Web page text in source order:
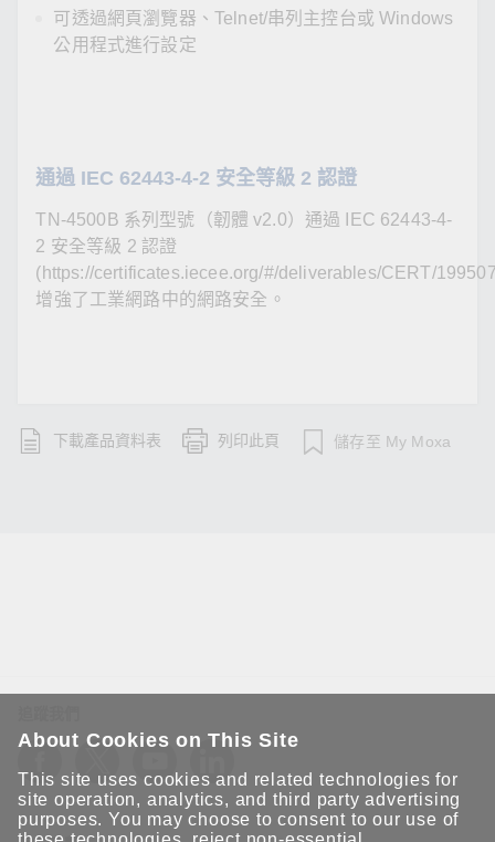
可透過網頁瀏覽器、Telnet/串列主控台或 Windows
公用程式進行設定
通過 IEC 62443-4-2 安全等級 2 認證
TN-4500B 系列型號（韌體 v2.0）通過 IEC 62443-4-
2 安全等級 2 認證
(https://certificates.iecee.org/#/deliverables/CERT/
增強了工業網路中的網路安全。
下載產品資料表 列印此頁 儲存至 My Moxa
About Cookies on This Site
This site uses cookies and related technologies for
site operation, analytics, and third party advertising
purposes. You may choose to consent to our use of